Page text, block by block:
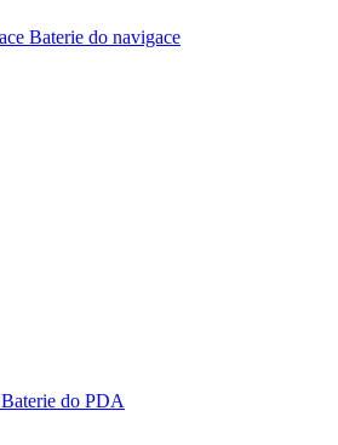
Baterie do navigace
Baterie do PDA